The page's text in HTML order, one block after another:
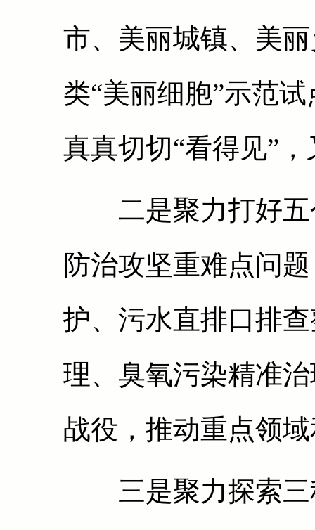
市、美丽城镇、美
类“美丽细胞”示范
真真切切“看得见”
二是聚力打好五
防治攻坚重难点问
护、污水直排口排
理、臭氧污染精准
战役，推动重点领
三是聚力探索三